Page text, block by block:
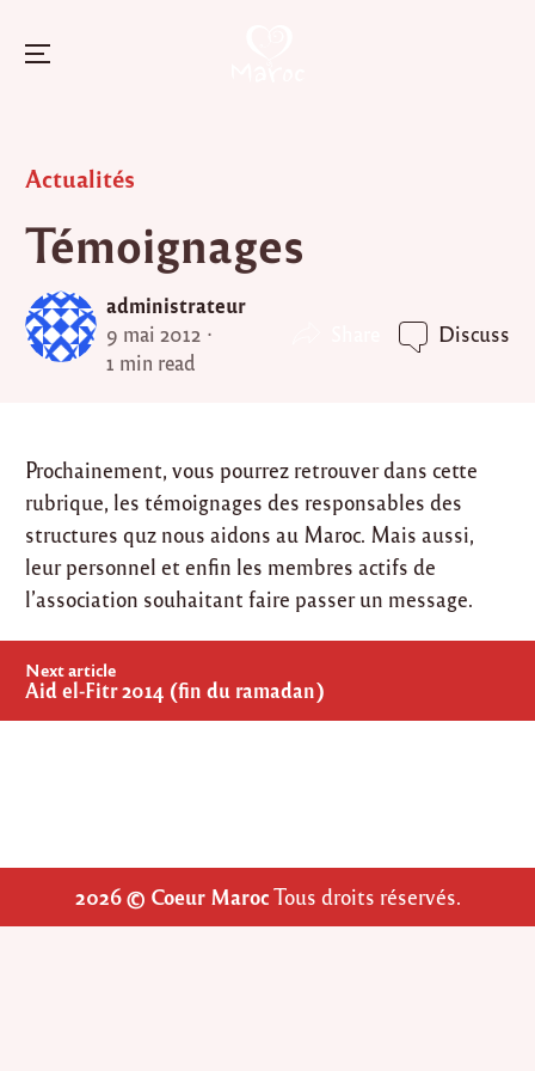
content
Menu
Posted
Actualités
Témoignages
administrateur
9 mai 2012
1 min read
Discuss
Prochainement, vous pourrez retrouver dans cette
rubrique, les témoignages des responsables des
structures quz nous aidons au Maroc. Mais aussi,
leur personnel et enfin les membres actifs de
l’association souhaitant faire passer un message.
Post
navigation
Next article
Aid el-Fitr 2014 (fin du ramadan)
2026 © Coeur MarocTous droits réservés.